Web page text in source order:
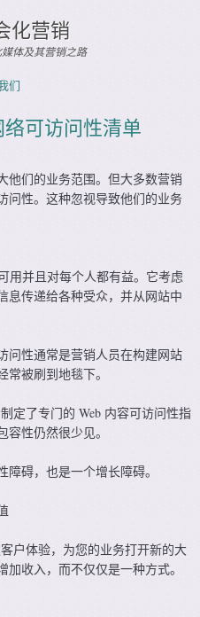
化营销
体及其营销之路
们
可访问性清单
他们的业务范围。但大多数营销
问性。这种忽视导致他们的业务
用并且对每个人都有益。它考虑
息传递给各种受众，并从网站中
问性通常是营销人员在构建网站
被刷到地毯下。
定了专门的 Web 内容可访问性指
性仍然很少见。
碍，也是一个增长障碍。
户体验，为您的业务打开新的大
收入，而不仅仅是一种方式。